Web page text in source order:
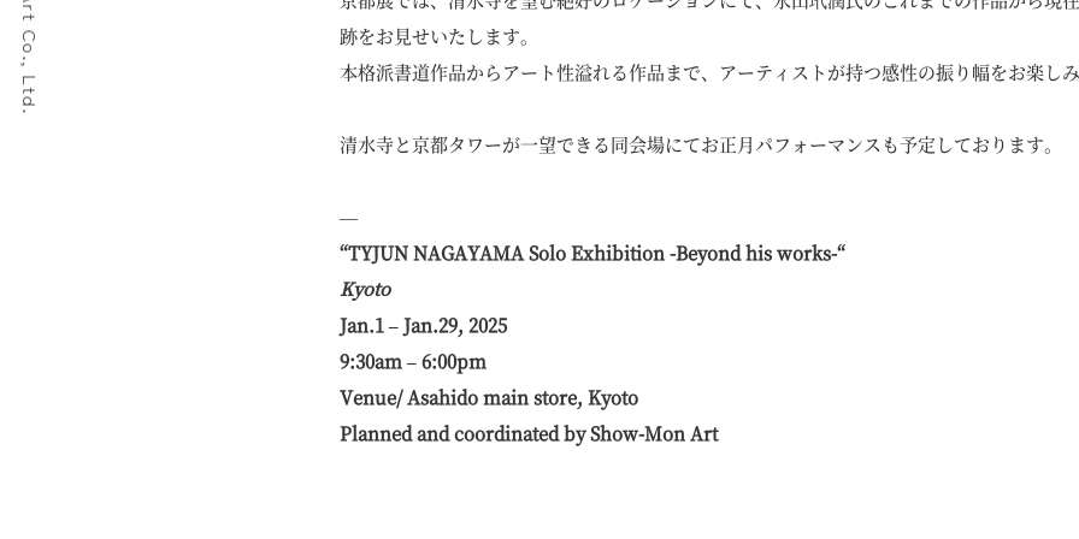
跡をお見せいたします。
本格派書道作品からアート性溢れる作品まで、アーティストが持つ感性の振り幅をお楽しみ
清水寺と京都タワーが一望できる同会場にてお正月パフォーマンスも予定しております。
―
“TYJUN NAGAYAMA Solo Exhibition -Beyond his works-“
Kyoto
Jan.1 – Jan.29, 2025
9:30am – 6:00pm
Venue/ Asahido main store, Kyoto
Planned and coordinated by Show-Mon Art